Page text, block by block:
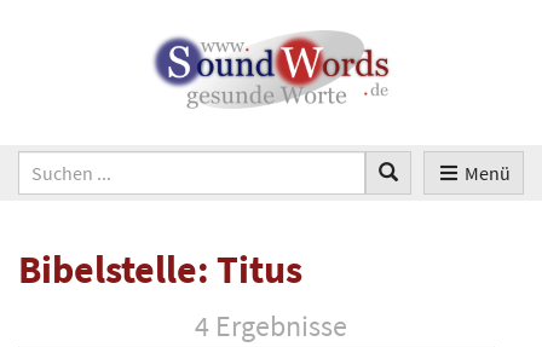
Menü
Bibelstelle: Titus
4 Ergebnisse